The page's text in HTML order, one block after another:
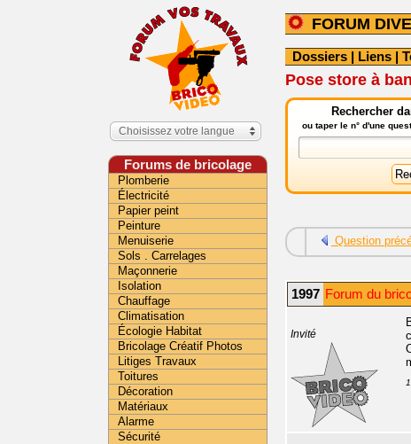
FORUM
Dossiers | Liens |
Pose store à
Rechercher
ou taper le n° d'une
Question
1997 Forum du
Invité
Choisissez votre langue
Forums de bricolage
Plomberie
Électricité
Papier peint
Peinture
Menuiserie
Sols . Carrelages
Maçonnerie
Isolation
Chauffage
Climatisation
Écologie Habitat
Bricolage Créatif Photos
Litiges Travaux
Toitures
Décoration
Matériaux
Alarme
Sécurité